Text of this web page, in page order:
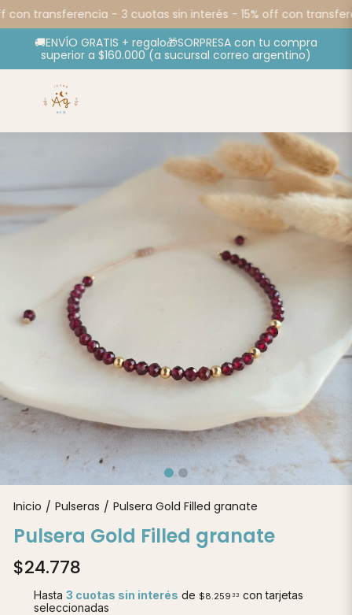
transferencia - 3 cuotas sin interés - 15% off con
🚚ENVÍO GRATIS + regalo🎁SORPRESA con tu compra
superior a $160.000 (a sucursal correo argentino)
Inicio / Pulseras / Pulsera Gold Filled granate
Pulsera Gold Filled granate
$24.778
Hasta 3 cuotas sin interés de $8.259 33 con tarjetas
seleccionadas